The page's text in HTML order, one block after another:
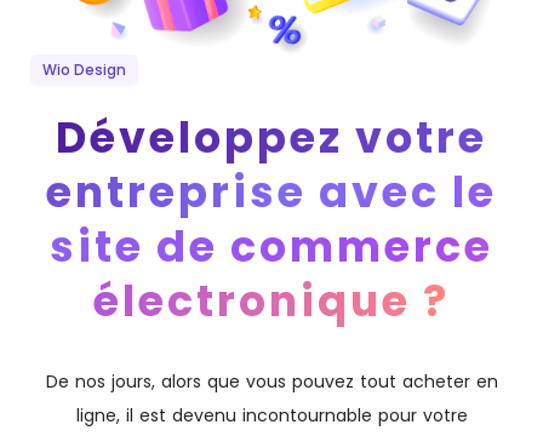
Wio Design
Développez votre
entreprise avec le
site de commerce
électronique ?
De nos jours, alors que vous pouvez tout acheter en
ligne, il est devenu incontournable pour votre